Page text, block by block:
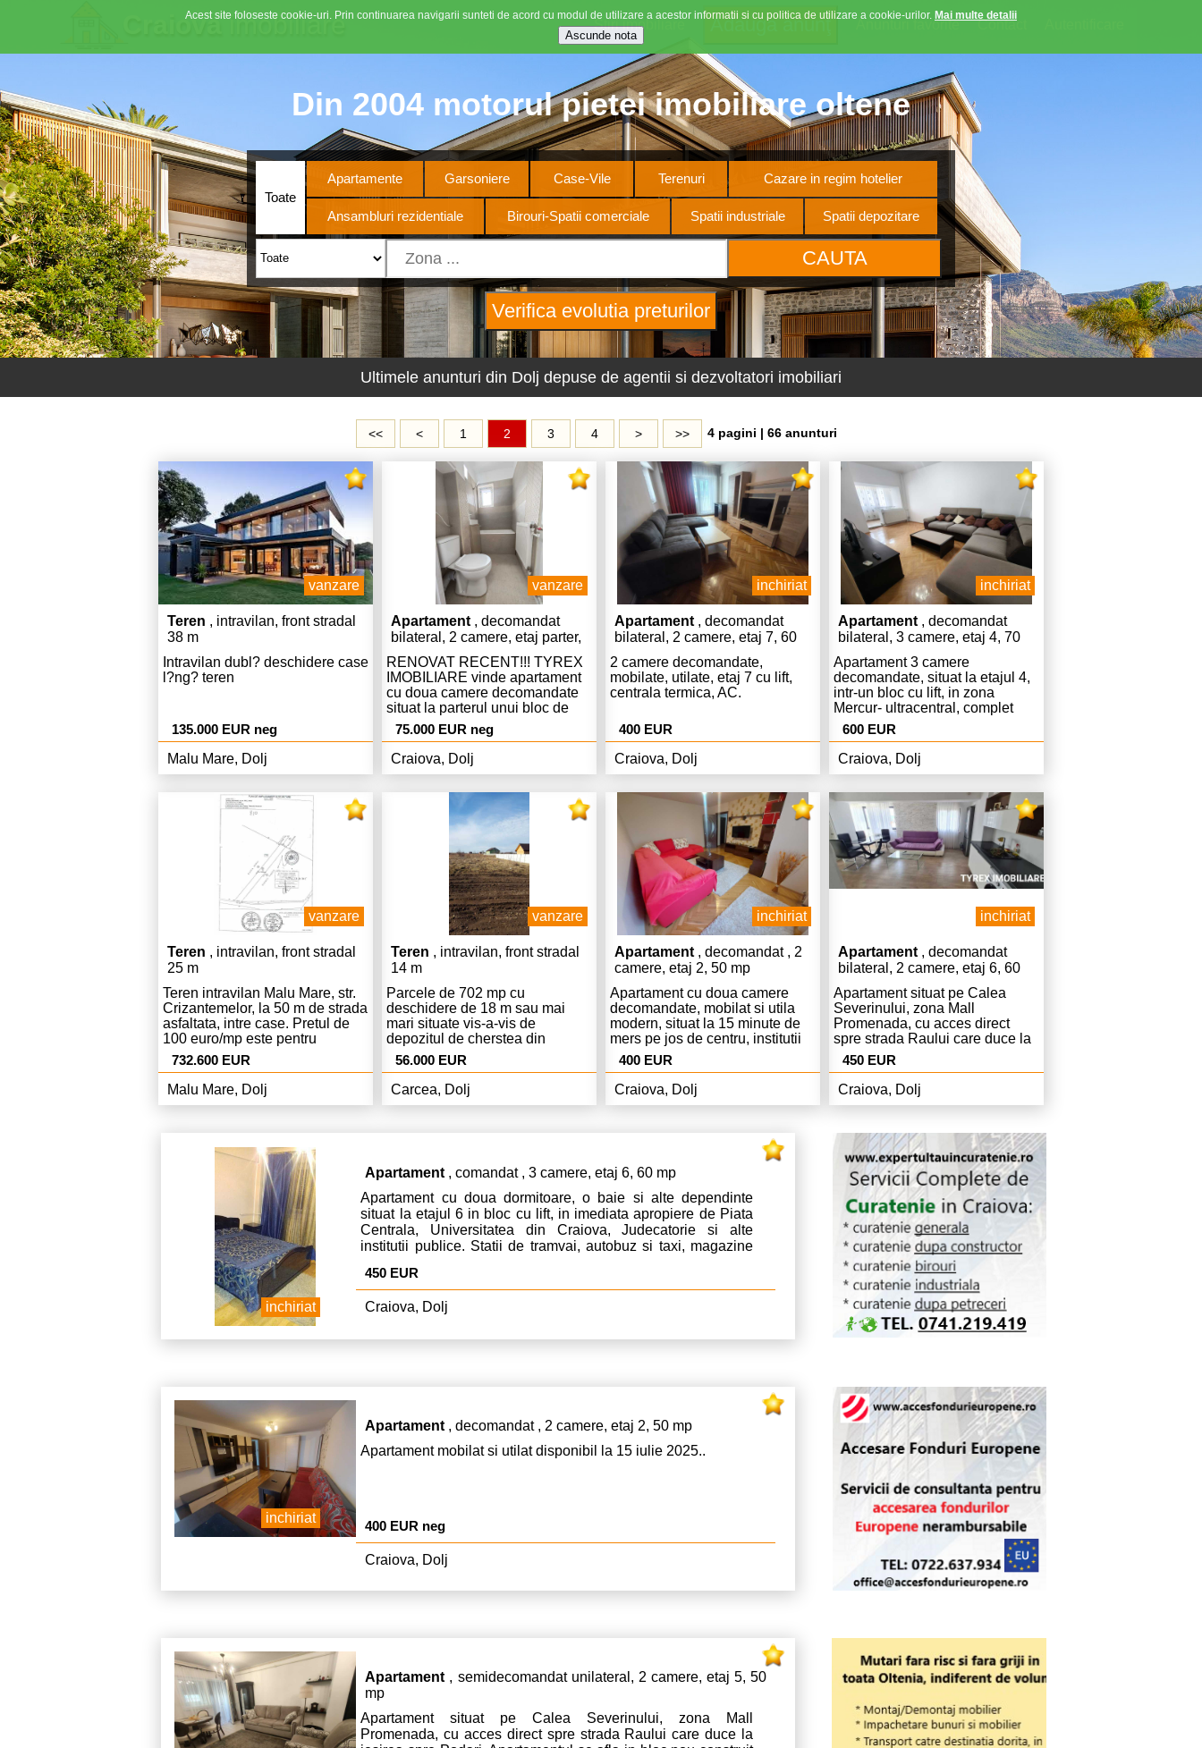
Craiovaimobiliare Contact
Anunturi favorite
Stiri imobiliare
Din 2004 motorul pietei imobiliare oltene
Toate
Apartamente Garsoniere Case-Vile Terenuri Cazare in regim hotelier
Ansambluri rezidentiale Birouri-Spatii comerciale Spatii industriale Spatii depozitare
Ultimele anunturi din Dolj depuse de agentii si dezvoltatori imobiliari
<< < 1 2 3 4 > >> 4 pagini | 66 anunturi
vanzare
Teren , intravilan, front stradal
38 m
Intravilan dubl? deschidere case
l?ng? teren
135.000 EUR neg
Malu Mare, Dolj
vanzare
Apartament , decomandat
bilateral, 2 camere, etaj parter,
40 mp
RENOVAT RECENT!!! TYREX
IMOBILIARE vinde apartament
cu doua camere decomandate
situat la parterul unui bloc de
caramida, fara balcon, cu
imbunatatiri (termopane, usa
metalica, repartitoare, gresie,
faianta, parchet). Apartamentul
de vizitare: luni-vineri 09.00-
16.00 Pentru programarea
vizitarii contactati agentia la
0745764996.
75.000 EUR neg
Craiova, Dolj
inchiriat
Apartament , decomandat
bilateral, 2 camere, etaj 7, 60
mp
2 camere decomandate,
mobilate, utilate, etaj 7 cu lift,
centrala termica, AC.
400 EUR
Craiova, Dolj
inchiriat
Apartament , decomandat
bilateral, 3 camere, etaj 4, 70
mp
Apartament 3 camere
decomandate, situat la etajul 4,
intr-un bloc cu lift, in zona
Mercur- ultracentral, complet
mobilat si utilat.
600 EUR
Craiova, Dolj
vanzare
Teren , intravilan, front stradal
25 m
Teren intravilan Malu Mare, str.
Crizantemelor, la 50 m de strada
asfaltata, intre case. Pretul de
100 euro/mp este pentru
vanzarea integrala a
terenului.Terenul se poate
parcela in suprafete diverse, la
cererea cumparatorului
functie de suprafata dorita. Fara
comision la cumparare!
732.600 EUR
Malu Mare, Dolj
vanzare
Teren , intravilan, front stradal
14 m
Parcele de 702 mp cu
deschidere de 18 m sau mai
mari situate vis-a-vis de
depozitul de cherstea din
spatele Avicola- Metro. Fara
comision de la cumparator.
56.000 EUR
Carcea, Dolj
inchiriat
Apartament , decomandat , 2
camere, etaj 2, 50 mp
Apartament cu doua camere
decomandate, mobilat si utila
modern, situat la 15 minute de
mers pe jos de centru, institutii
publice, scoli si gradinite. In
zona se afla Unitatea Militara si
Politia Romana. Pentru vizitare
si alte detalii contactati agentia.
400 EUR
Craiova, Dolj
inchiriat
Apartament , decomandat
bilateral, 2 camere, etaj 6, 60
mp
Apartament situat pe Calea
Severinului, zona Mall
Promenada, cu acces direct
spre strada Raului care duce la
iesirea spre Podari.
Apartamentul se afla in bloc nou
construit (2022-2023) si
beneficiaza de parcare privata.
450 EUR
Craiova, Dolj
inchiriat
Apartament , comandat , 3 camere, etaj 6, 60 mp
Apartament cu doua dormitoare, o baie si alte dependinte
situat la etajul 6 in bloc cu lift, in imediata apropiere de Piata
Centrala, Universitatea din Craiova, Judecatorie si alte
institutii publice. Statii de tramvai, autobuz si taxi, magazine
450 EUR
Craiova, Dolj
inchiriat
Apartament , decomandat , 2 camere, etaj 2, 50 mp
Apartament mobilat si utilat disponibil la 15 iulie 2025..
400 EUR neg
Craiova, Dolj
Apartament , semidecomandat unilateral, 2 camere, etaj 5, 50
mp
Apartament situat pe Calea Severinului, zona Mall
Promenada, cu acces direct spre strada Raului care duce la
Acest site foloseste cookie-uri. Prin continuarea navigarii sunteti de acord cu modul de utilizare a acestor informatii si cu politica de utilizare a cookie-urilor. Mai multe detalii